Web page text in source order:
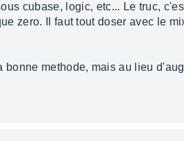
cubase, logic, etc... Le truc,
zero. Il faut tout doser avec le
methode, mais au lieu